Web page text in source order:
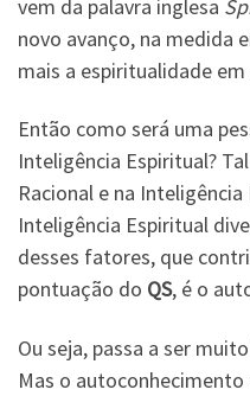
vem da palavra inglesa
novo avanço, na medida
mais a espiritualidade
Então como será uma
Inteligência Espiritual?
Racional e na
Inteligência Espiritual
desses fatores, que
pontuação do QS, é o
Ou seja, passa a ser
Mas o